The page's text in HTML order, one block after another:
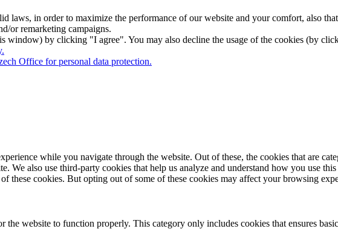
laws, in order to maximize the performance of our website and your comfort, also
or remarketing campaigns.
window) by clicking "I agree". You may also decline the usage of the cookies (by
Office for personal data protection.
while you navigate through the website. Out of these, the cookies that are
We also use third-party cookies that help us analyze and understand how you use
these cookies. But opting out of some of these cookies may affect your browsing
the website to function properly. This category only includes cookies that ensures